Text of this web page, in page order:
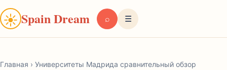
☀Spain Dream ⌕ ☰
Главная › Университеты Мадрида сравнительный обзор